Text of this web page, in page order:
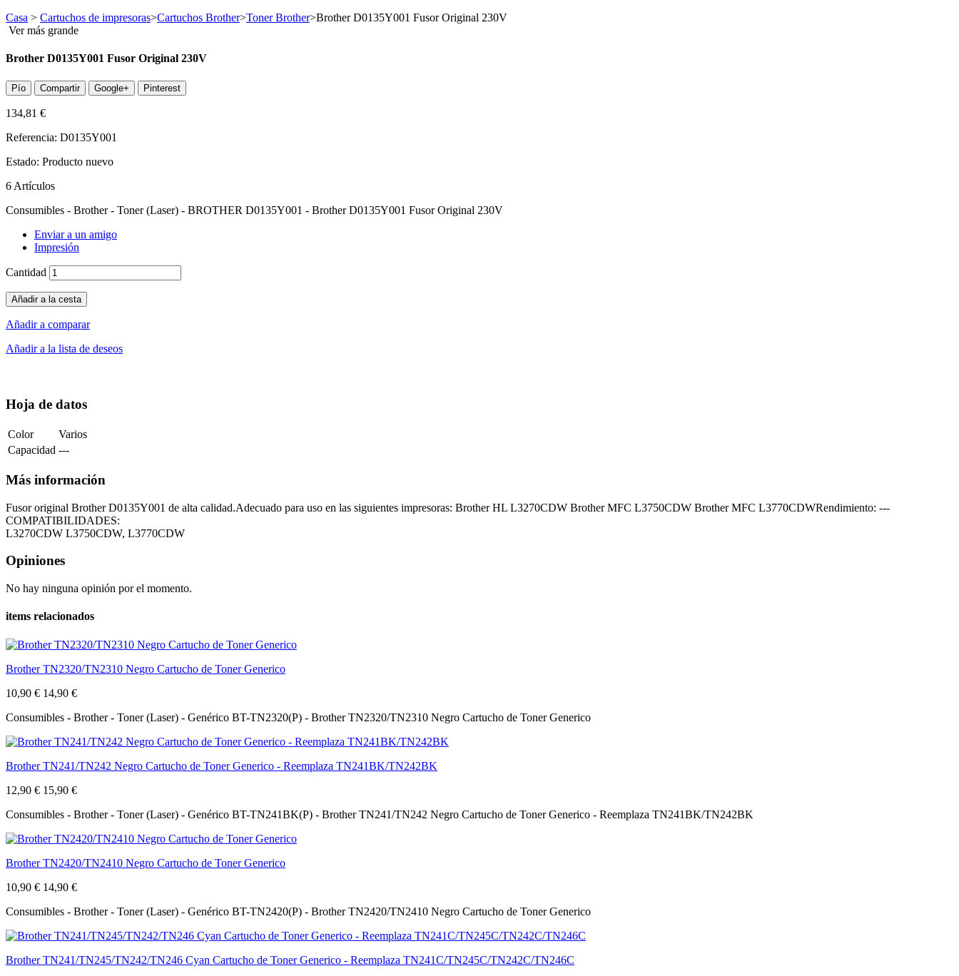
Casa > Cartuchos de impresoras>Cartuchos Brother>Toner Brother>Brother D0135Y001 Fusor Original 230V
Ver más grande
Brother D0135Y001 Fusor Original 230V
Pío Compartir Google+ Pinterest
134,81 €
Referencia: D0135Y001
Estado: Producto nuevo
6 Artículos
Consumibles - Brother - Toner (Laser) - BROTHER D0135Y001 - Brother D0135Y001 Fusor Original 230V
Enviar a un amigo
Impresión
Cantidad
Añadir a la cesta
Añadir a comparar
Añadir a la lista de deseos
Hoja de datos
Color
Varios
Capacidad ---
Más información
Fusor original Brother D0135Y001 de alta calidad.Adecuado para uso en las siguientes impresoras: Brother HL L3270CDW Brother MFC L3750CDW Brother MFC L3770CDWRendimiento: ---
COMPATIBILIDADES:
L3270CDW L3750CDW, L3770CDW
Opiniones
No hay ninguna opinión por el momento.
items relacionados
Brother TN2320/TN2310 Negro Cartucho de Toner Generico
10,90 € 14,90 €
Consumibles - Brother - Toner (Laser) - Genérico BT-TN2320(P) - Brother TN2320/TN2310 Negro Cartucho de Toner Generico
Brother TN241/TN242 Negro Cartucho de Toner Generico - Reemplaza TN241BK/TN242BK
12,90 € 15,90 €
Consumibles - Brother - Toner (Laser) - Genérico BT-TN241BK(P) - Brother TN241/TN242 Negro Cartucho de Toner Generico - Reemplaza TN241BK/TN242BK
Brother TN2420/TN2410 Negro Cartucho de Toner Generico
10,90 € 14,90 €
Consumibles - Brother - Toner (Laser) - Genérico BT-TN2420(P) - Brother TN2420/TN2410 Negro Cartucho de Toner Generico
Brother TN241/TN245/TN242/TN246 Cyan Cartucho de Toner Generico - Reemplaza TN241C/TN245C/TN242C/TN246C